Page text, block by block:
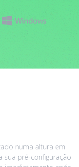
numa altura em
sua pré-configuração